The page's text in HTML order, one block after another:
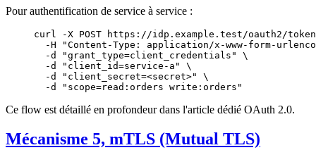
Pour authentification de service à service :
curl -X POST https://idp.example.test/oauth2/token
  -H
"Content-Type: application/x-www-form-
  -d
"grant_type=client_credentials"
\
  -d
"client_id=service-a"
\
  -d
"client_secret=<secret>"
\
  -d
"scope=read:orders write:orders"
Ce flow est détaillé en profondeur dans l'article dédié OAuth 2.0.
Mécanisme 5, mTLS (Mutual TLS)